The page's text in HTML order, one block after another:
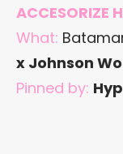
ACCESORIZE
What:
x Johnson
Pinned by: